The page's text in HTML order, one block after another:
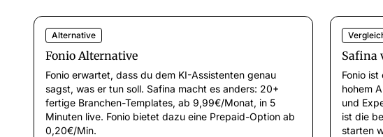
Alternative
Fonio Alternative
Fonio erwartet, dass du dem KI-Assistenten genau
sagst, was er tun soll. Safina macht es anders: 20+
fertige Branchen-Templates, ab 9,99€/Monat, in 5
Minuten live. Fonio bietet dazu eine Prepaid-Option ab
0,20€/Min.
Safina
Fonio
hohem
und
ist die
starten